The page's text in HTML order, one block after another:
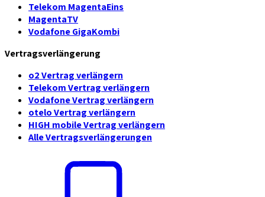
Telekom MagentaEins
MagentaTV
Vodafone GigaKombi
Vertragsverlängerung
o2 Vertrag verlängern
Telekom Vertrag verlängern
Vodafone Vertrag verlängern
otelo Vertrag verlängern
HIGH mobile Vertrag verlängern
Alle Vertragsverlängerungen